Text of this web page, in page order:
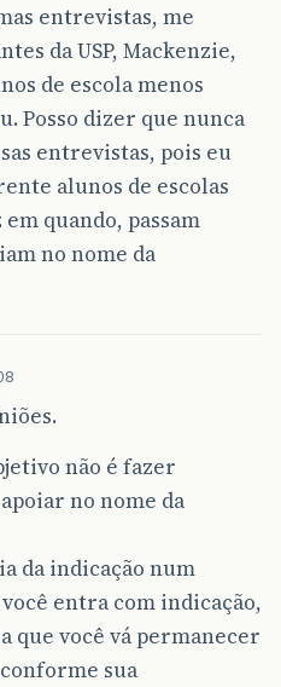
entrevistas, me
da USP, Mackenzie,
de escola menos
Posso dizer que nunca
entrevistas, pois eu
alunos de escolas
em quando, passam
no nome da
não é fazer
no nome da
da indicação num
entra com indicação,
que você vá permanecer
sua